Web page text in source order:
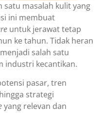
satu masalah kulit yang
ini membuat
untuk jerawat tetap
ke tahun. Tidak heran
salah satu
industri kecantikan.
pasar, tren
strategi
yang relevan dan